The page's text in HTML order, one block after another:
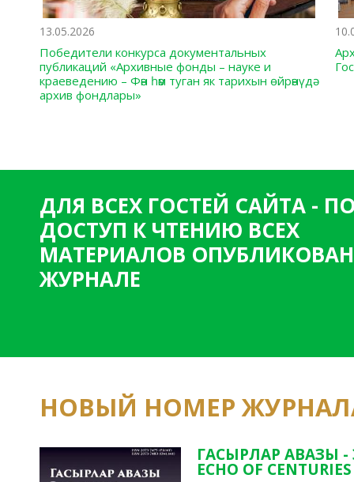
13.05.2026
Победители конкурса документальных
публикаций «Архивные фонды – науке и
краеведению – Фән һәм туган як тарихын өйрәнүдә
архив фондлары»
ДЛЯ ВСЕХ ГОСТЕЙ САЙТА -
ДОСТУП К ЧТЕНИЮ ВСЕХ
МАТЕРИАЛОВ
ЖУРНАЛЕ
НОВЫЙ НОМЕР
ГАСЫРЛАР АВАЗЫ -
ECHO OF